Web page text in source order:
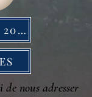
Tarifs 2026
nous adresser